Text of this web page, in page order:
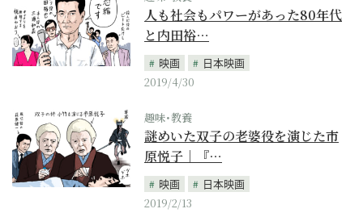
人も社会もパワーがあった80年代
と内田裕…
映画
日本映画
2019/4/30
趣味･教養
謎めいた双子の老婆役を演じた市
原悦子｜『…
映画
日本映画
2019/2/13